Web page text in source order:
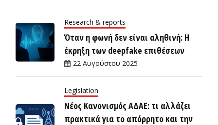
Research & reports
Όταν η φωνή δεν είναι αληθινή: Η
έκρηξη των deepfake επιθέσεων
22 Αυγούστου 2025
Legislation
Νέος Κανονισμός ΑΔΑΕ: τι αλλάζει
πρακτικά για το απόρρητο και την